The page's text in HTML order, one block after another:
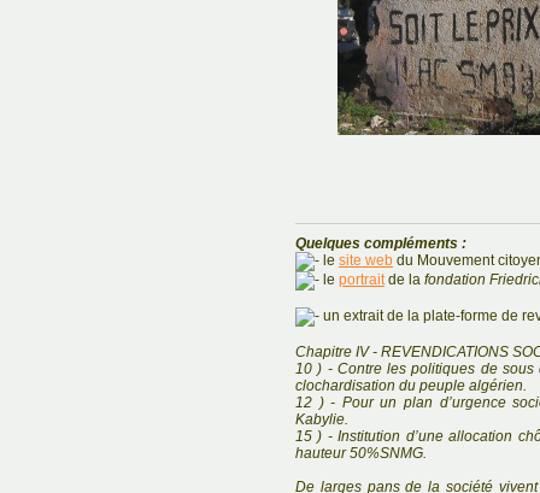
Quelques compléments :
le site web du Mouvement
le portraitde la fondation
un extrait de la plate-forme de
Chapitre IV - REVENDICATIONS
10 ) - Contre les politiques de
clochardisation du peuple algérien.
12 ) - Pour un plan d’urgence
Kabylie.
15 ) - Institution d’une allocation
hauteur 50%SNMG.
De larges pans de la société